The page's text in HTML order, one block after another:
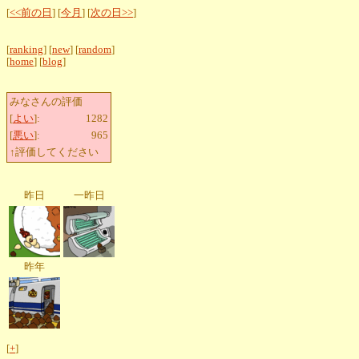
[<<前の日 ] [今月 ] [次の日>>]
[ranking] [new] [random]
[home] [blog]
みなさんの評価
[よい]:
1282
[悪い]:
965
↑評価してください
昨日 一昨日
昨年
[+]